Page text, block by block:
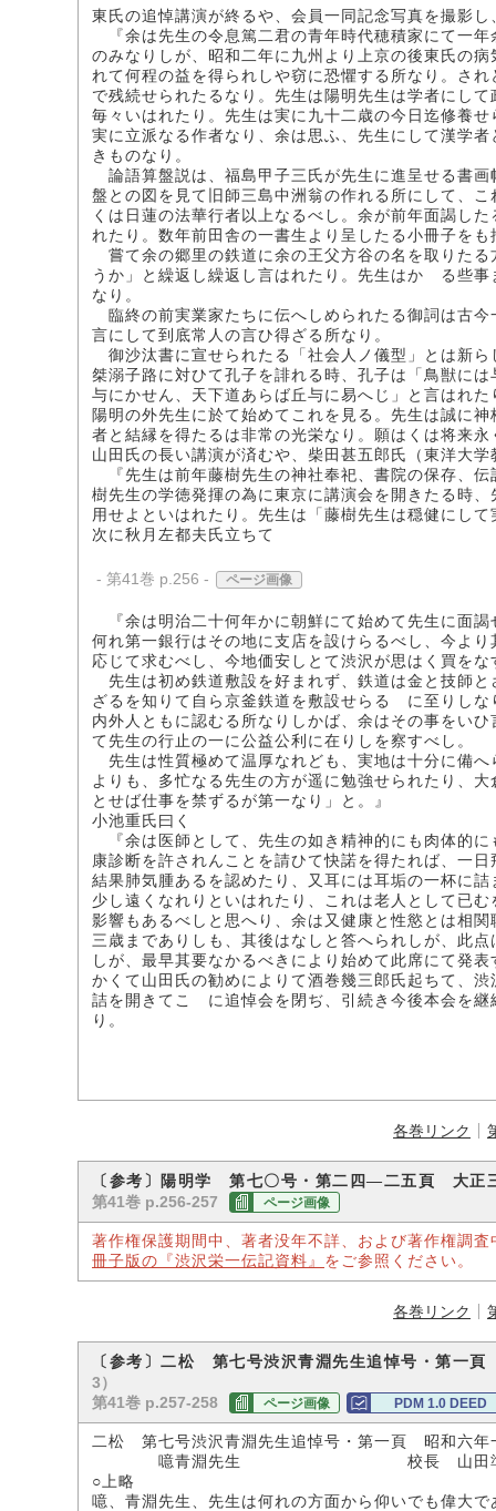
東氏の追悼講演が終るや、会員一同記念写真を撮影
『余は先生の令息篤二君の青年時代穂積家にて一
のみなりしが、昭和二年に九州より上京の後東氏の
れて何程の益を得られしや窃に恐懼する所なり。さ
で残続せられたるなり。先生は陽明先生は学者にし
毎々いはれたり。先生は実に九十二歳の今日迄修養
実に立派なる作者なり、余は思ふ、先生にして漢学
きものなり。
論語算盤説は、福島甲子三氏が先生に進呈せる書
盤との図を見て旧師三島中洲翁の作れる所にして、
くは日蓮の法華行者以上なるべし。余が前年面謁し
れたり。数年前田舎の一書生より呈したる小冊子を
嘗て余の郷里の鉄道に余の王父方谷の名を取りた
うか」と繰返し繰返し言はれたり。先生はかゝる些
なり。
臨終の前実業家たちに伝へしめられたる御詞は古
言にして到底常人の言ひ得ざる所なり。
御沙汰書に宣せられたる「社会人ノ儀型」とは新
桀溺子路に対ひて孔子を誹れる時、孔子は「鳥獣に
与にかせん、天下道あらば丘与に易へじ」と言はれ
陽明の外先生に於て始めてこれを見る。先生は誠に
者と結縁を得たるは非常の光栄なり。願はくは将来
山田氏の長い講演が済むや、柴田甚五郎氏（東洋大学
『先生は前年藤樹先生の神社奉祀、書院の保存、
樹先生の学徳発揮の為に東京に講演会を開きたる時
用せよといはれたり。先生は「藤樹先生は穏健にし
次に秋月左都夫氏立ちて
- 第41巻 p.256 - ページ画像
『余は明治二十何年かに朝鮮にて始めて先生に面
何れ第一銀行はその地に支店を設けらるべし、今よ
応じて求むべし、今地価安しとて渋沢が思はく買を
先生は初め鉄道敷設を好まれず、鉄道は金と技師
ざるを知りて自ら京釜鉄道を敷設せらるゝに至りし
内外人ともに認むる所なりしかば、余はその事をい
て先生の行止の一に公益公利に在りしを察すべし。
先生は性質極めて温厚なれども、実地は十分に備
よりも、多忙なる先生の方が遥に勉強せられたり、
とせば仕事を禁ずるが第一なり」と。』
小池重氏曰く
『余は医師として、先生の如き精神的にも肉体的
康診断を許されんことを請ひて快諾を得たれば、一
結果肺気腫あるを認めたり、又耳には耳垢の一杯に
少し遠くなれりといはれたり、これは老人として已
影響もあるべしと思へり、余は又健康と性慾とは相
三歳までありしも、其後はなしと答へられしが、此
しが、最早其要なかるべきにより始めて此席にて発
かくて山田氏の勧めによりて酒巻幾三郎氏起ちて、
詰を開きてこゝに追悼会を閉ぢ、引続き今後本会を
り。
各巻リンク
〔参考〕陽明学 第七〇号・第二四―二五頁 大
第41巻 p.256-257 ページ画像
著作権保護期間中、著者没年不詳、および著作権調
冊子版の『渋沢栄一伝記資料』 をご参照ください。
各巻リンク
〔参考〕二松 第七号渋沢青淵先生追悼号・第
3）
第41巻 p.257-258
ページ画像 PDM 1.0 DEED
二松 第七号渋沢青淵先生追悼号・第一頁 昭和六年
噫青淵先生 校長 山田
○上略
噫、青淵先生、先生は何れの方面から仰いでも偉大で